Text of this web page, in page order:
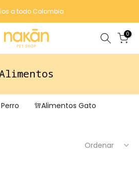
a todo Colombia
0
Alimentos Gato
Ordenar